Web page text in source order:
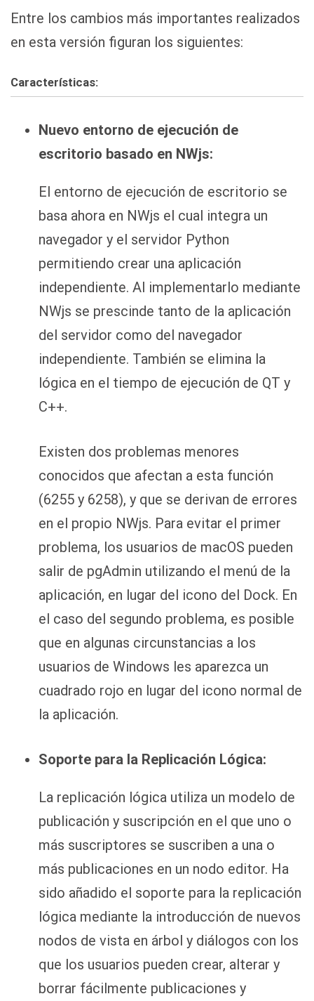
Entre los cambios más importantes realizados
en esta versión figuran los siguientes:
Características:
Nuevo entorno de ejecución de
escritorio basado en NWjs:
El entorno de ejecución de escritorio se
basa ahora en NWjs el cual integra un
navegador y el servidor Python
permitiendo crear una aplicación
independiente. Al implementarlo mediante
NWjs se prescinde tanto de la aplicación
del servidor como del navegador
independiente. También se elimina la
lógica en el tiempo de ejecución de QT y
C++.
Existen dos problemas menores
conocidos que afectan a esta función
(6255 y 6258), y que se derivan de errores
en el propio NWjs. Para evitar el primer
problema, los usuarios de macOS pueden
salir de pgAdmin utilizando el menú de la
aplicación, en lugar del icono del Dock. En
el caso del segundo problema, es posible
que en algunas circunstancias a los
usuarios de Windows les aparezca un
cuadrado rojo en lugar del icono normal de
la aplicación.
Soporte para la Replicación Lógica:
La replicación lógica utiliza un modelo de
publicación y suscripción en el que uno o
más suscriptores se suscriben a una o
más publicaciones en un nodo editor. Ha
sido añadido el soporte para la replicación
lógica mediante la introducción de nuevos
nodos de vista en árbol y diálogos con los
que los usuarios pueden crear, alterar y
borrar fácilmente publicaciones y